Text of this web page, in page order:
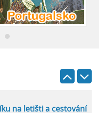
Lefkada: Kompletní
je skvělý
na letišti a cestování